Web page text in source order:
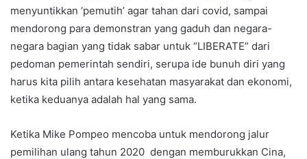
menyuntikkan ‘pemutih’ agar tahan dari covid, sampai
mendorong para demonstran yang gaduh dan negara-
negara bagian yang tidak sabar untuk “LIBERATE” dari
pedoman pemerintah sendiri, serupa ide bunuh diri yang
harus kita pilih antara kesehatan masyarakat dan ekonomi,
ketika keduanya adalah hal yang sama.
Ketika Mike Pompeo mencoba untuk mendorong jalur
pemilihan ulang tahun 2020 dengan memburukkan Cina,